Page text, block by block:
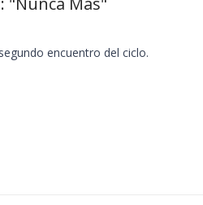
encuentro del ciclo.